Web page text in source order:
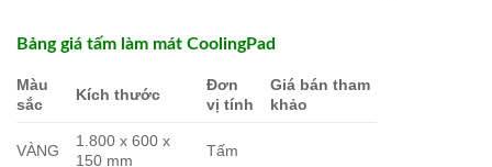
Bảng giá tấm làm mát CoolingPad
Màu
sắc
Kích thước
Đơn
vị tính
Giá bán tham
khảo
VÀNG
1.800 x 600 x
150 mm
Tấm